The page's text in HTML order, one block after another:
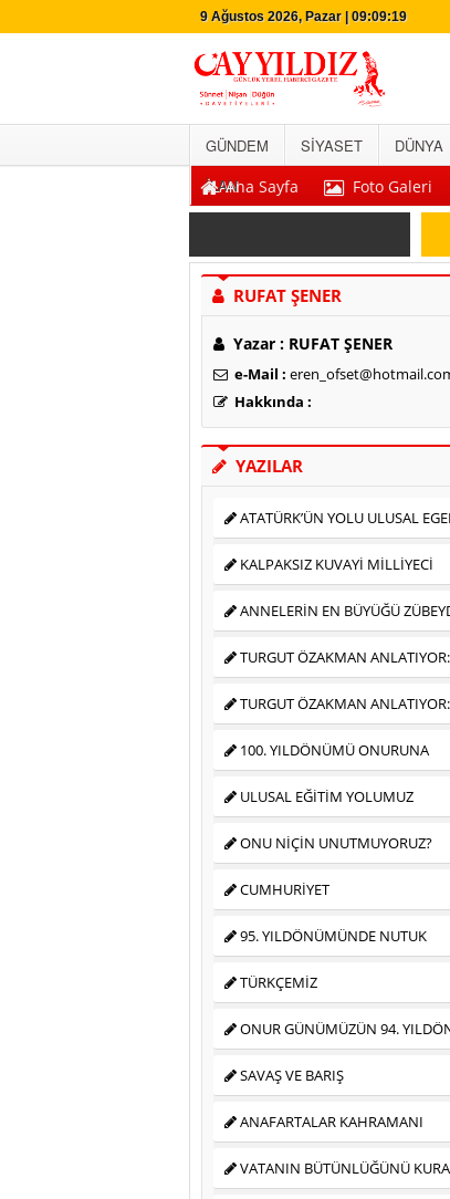
9 Ağustos 2026, Pazar | 09:09:20
GÜNDEM SİYASET DÜNYA
İLANAna Sayfa Foto Galeri
RUFAT ŞENER
Yazar : RUFAT ŞENER
e-Mail :
Hakkında :
YAZILAR
ATATÜRK’ÜN YOLU ULUSAL
KALPAKSIZ KUVAYİ MİLLİYECİ
ANNELERİN EN BÜYÜĞÜ
TURGUT ÖZAKMAN
TURGUT ÖZAKMAN
100. YILDÖNÜMÜ ONURUNA
ULUSAL EĞİTİM YOLUMUZ
ONU NİÇİN UNUTMUYORUZ?
CUMHURİYET
95. YILDÖNÜMÜNDE NUTUK
TÜRKÇEMİZ
ONUR GÜNÜMÜZÜN 94.
SAVAŞ VE BARIŞ
ANAFARTALAR KAHRAMANI
VATANIN BÜTÜNLÜĞÜNÜ